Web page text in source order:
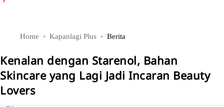
Home Kapanlagi Plus Berita
Kenalan dengan Starenol, Bahan
Skincare yang Lagi Jadi Incaran Beauty
Lovers